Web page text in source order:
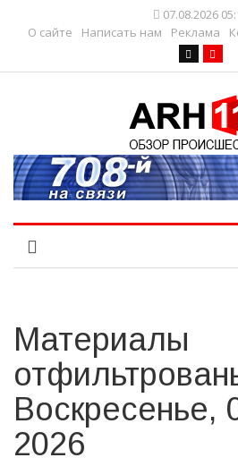
07.08.2026
О сайте
Написать нам Реклама
Материалы
Воскресенье,
2026